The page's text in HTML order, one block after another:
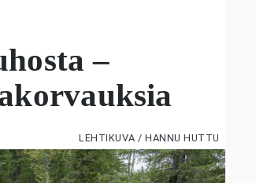
–
LEHTIKUVA / HANNU HUTTU